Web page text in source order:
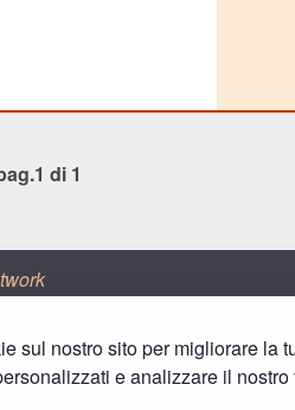
sul nostro sito per migliorare la
e analizzare il nostro
di 1
ReteLpisa
bitbar